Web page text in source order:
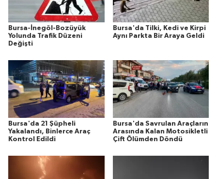
Bursa-İnegöl-Bozüyük
Yolunda Trafik Düzeni
Değişti
Bursa'da Tilki, Kedi ve Kirpi
Aynı Parkta Bir Araya Geldi
Bursa'da 21 Şüpheli
Yakalandı, Binlerce Araç
Kontrol Edildi
Bursa'da Savrulan Araçların
Arasında Kalan Motosikletli
Çift Ölümden Döndü